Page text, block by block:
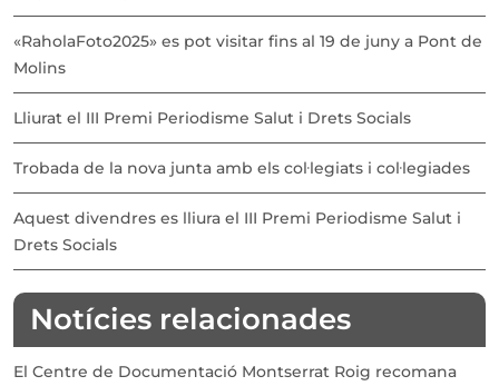
«RaholaFoto2025» es pot visitar fins al 19 de juny a Pont de
Molins
Lliurat el III Premi Periodisme Salut i Drets Socials
Trobada de la nova junta amb els col·legiats i col·legiades
Aquest divendres es lliura el III Premi Periodisme Salut i
Drets Socials
Notícies relacionades
El Centre de Documentació Montserrat Roig recomana